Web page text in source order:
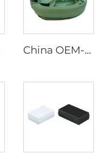
China OEM-Hersteller Custom Mould Kunststoffteile Spritzguss Kunststoffteile